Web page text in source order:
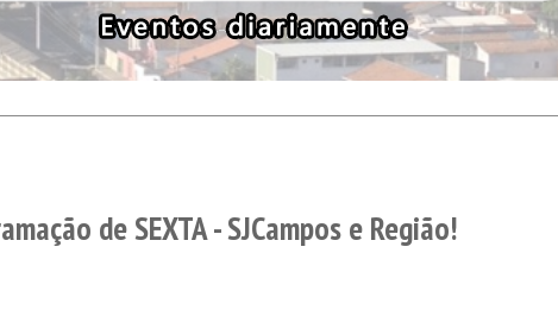
de SEXTA - SJCampos e Região!